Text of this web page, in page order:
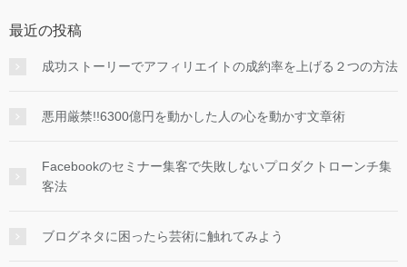
最近の投稿
成功ストーリーでアフィリエイトの成約率を上げる２つの方法
悪用厳禁!!6300億円を動かした人の心を動かす文章術
Facebookのセミナー集客で失敗しないプロダクトローンチ集
客法
ブログネタに困ったら芸術に触れてみよう